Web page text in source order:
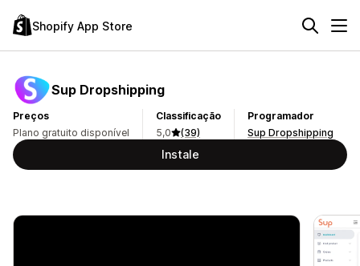
Shopify App Store
Sup Dropshipping
Preços
Plano gratuito disponível
Classificação
5,0
(39)
Programador
Sup Dropshipping
Instale